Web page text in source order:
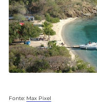
Fonte: Max Pixel